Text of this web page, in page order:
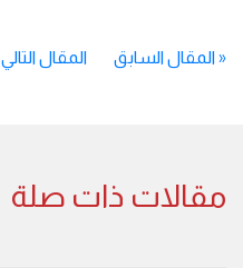
«المقال السابق المقال التالي
مقالات ذات صلة